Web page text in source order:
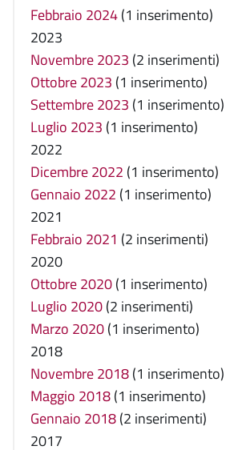
Febbraio 2024(1 inserimento)
2023
Novembre 2023 (2 inserimenti)
Ottobre 2023 (1 inserimento)
Settembre 2023 (1 inserimento)
Luglio 2023 (1 inserimento)
2022
Dicembre 2022 (1 inserimento)
Gennaio 2022 (1 inserimento)
2021
Febbraio 2021 (2 inserimenti)
2020
Ottobre 2020(1 inserimento)
Luglio 2020(2 inserimenti)
Marzo 2020(1 inserimento)
2018
Novembre 2018(1 inserimento)
Maggio 2018(1 inserimento)
Gennaio 2018(2 inserimenti)
2017